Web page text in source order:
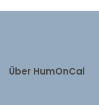
Über HumOnCal